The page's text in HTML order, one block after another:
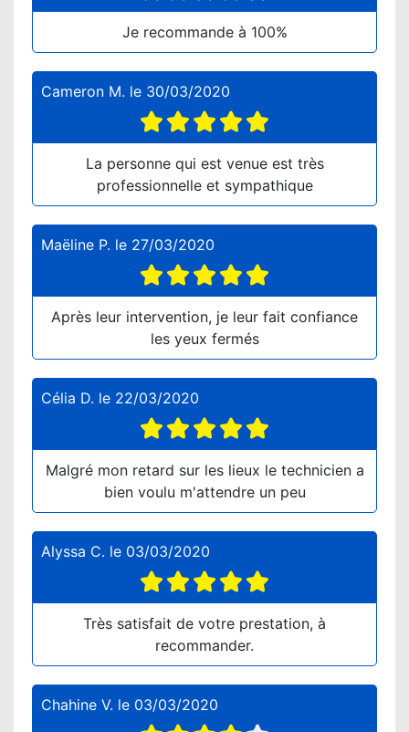
Je recommande à 100%
Cameron M. le 30/03/2020
La personne qui est venue est très
professionnelle et sympathique
Maëline P. le 27/03/2020
Après leur intervention, je leur fait confiance
les yeux fermés
Célia D. le 22/03/2020
Malgré mon retard sur les lieux le technicien a
bien voulu m'attendre un peu
Alyssa C. le 03/03/2020
Très satisfait de votre prestation, à
recommander.
Chahine V. le 03/03/2020